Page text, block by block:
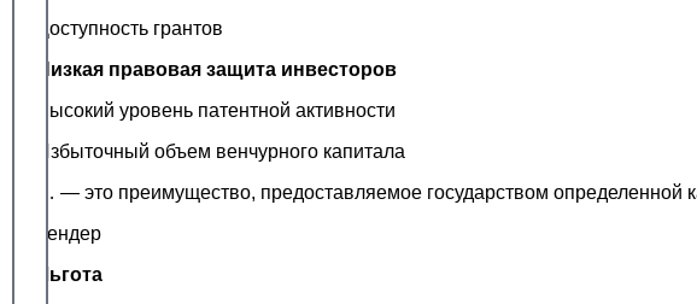
Доступность грантов
Низкая правовая защита инвесторов
Высокий уровень патентной активности
Избыточный объем венчурного капитала
… — это преимущество, предоставляемое государством определенной
Тендер
Льгота